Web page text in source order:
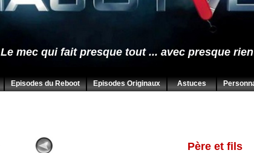
Le mec qui fait presque tout ... avec presque rien
Episodes du Reboot Episodes Originaux Astuces
Père et fils